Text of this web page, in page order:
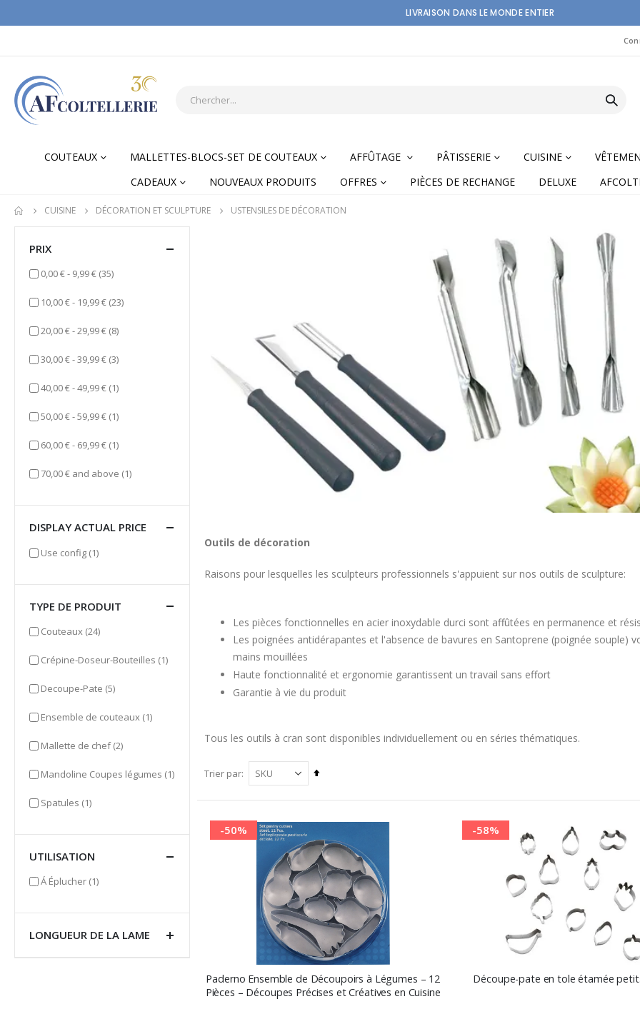
LIVRAISON DANS LE MONDE ENTIER
COUTEAUX MALLETTES-BLOCS-SET DE COUTEAUX AFFÛTAGE PÂTISSERIE CUISINE
CADEAUX
NOUVEAUX PRODUITS OFFRES PIÈCES DE RECHANGE DELUXE
CUISINE DÉCORATION ET SCULPTURE USTENSILES DE DÉCORATION
Outils de décoration
Raisons pour lesquelles les sculpteurs professionnels s'appuient sur nos outils de sculpture:
Les pièces fonctionnelles en acier inoxydable durci sont affûtées en permanence et
Les poignées antidérapantes et l'absence de bavures en Santoprene (poignée
mains mouillées
Haute fonctionnalité et ergonomie garantissent un travail sans effort
Garantie à vie du produit
Tous les outils à cran sont disponibles individuellement ou en séries thématiques.
Trier par
Ordre
-50%
Paderno Ensemble de Découpoirs à Légumes – 12
Pièces – Découpes Précises et Créatives en Cuisine
-58%
Découpe-pate en tole étamée
PRIX
0,00 €- 9,99 € (35)items
10,00 €- 19,99 € (23)items
20,00 €-29,99 € (8)items
30,00 €-39,99 € (3)items
40,00 €-49,99 € (1)item
50,00 €-59,99 € (1)item
60,00 €- 69,99 € (1)item
70,00 € and above (1)item
DISPLAY ACTUAL PRICE
Use config (1)item
TYPE DE PRODUIT
Couteaux (24)items
Crépine-Doseur-Bouteilles (1)item
Decoupe-Pate (5)items
Ensemble de couteaux (1)item
Mallette de chef(2)items
Mandoline Coupes légumes (1)item
Spatules (1)item
UTILISATION
Á Éplucher (1)item
LONGUEUR DE LA LAME